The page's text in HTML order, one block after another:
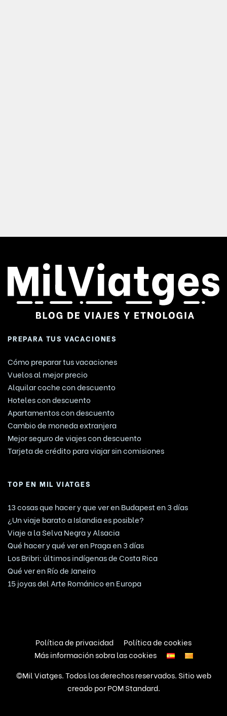
PREPARA TUS VACACIONES
Cómo preparar tus vacaciones
Vuelos al mejor precio
Alquilar coche con descuento
Hoteles con descuento
Apartamentos con descuento
Cambio de moneda extranjera
Mejor seguro de viajes con descuento
Tarjeta de crédito para viajar sin comisiones
TOP EN MIL VIATGES
13 cosas que hacer y que ver en Budapest en 3 días
¿Un viaje barato a Islandia es posible?
Viaje a la Selva Negra y Alsacia
Qué hacer y qué ver en Praga en 3 días
Los Bribri: últimos indígenas de Costa Rica
Qué ver en Río de Janeiro
15 joyas del Arte Románico en Europa
Política de privacidad
Política de cookies
Más información sobra las cookies
©Mil Viatges. Todos los derechos reservados. Sitio web
creado porPOM Standard.